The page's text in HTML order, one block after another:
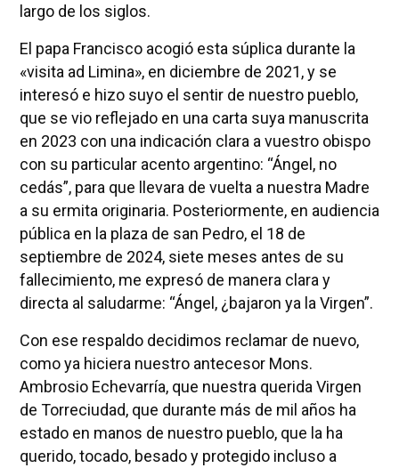
largo de los siglos.
El papa Francisco acogió esta súplica durante la
«visita ad Limina», en diciembre de 2021, y se
interesó e hizo suyo el sentir de nuestro pueblo,
que se vio reflejado en una carta suya manuscrita
en 2023 con una indicación clara a vuestro obispo
con su particular acento argentino: “Ángel, no
cedás”, para que llevara de vuelta a nuestra Madre
a su ermita originaria. Posteriormente, en audiencia
pública en la plaza de san Pedro, el 18 de
septiembre de 2024, siete meses antes de su
fallecimiento, me expresó de manera clara y
directa al saludarme: “Ángel, ¿bajaron ya la Virgen”.
Con ese respaldo decidimos reclamar de nuevo,
como ya hiciera nuestro antecesor Mons.
Ambrosio Echevarría, que nuestra querida Virgen
de Torreciudad, que durante más de mil años ha
estado en manos de nuestro pueblo, que la ha
querido, tocado, besado y protegido incluso a